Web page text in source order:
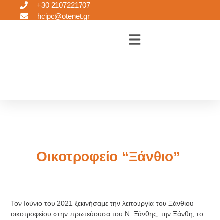
+30 2107221707
hcipc@otenet.gr
Οικοτροφείο “Ξάνθιο”
Τον Ιούνιο του 2021 ξεκινήσαμε την λειτουργία του Ξάνθιου
οικοτροφείου στην πρωτεύουσα του Ν. Ξάνθης, την Ξάνθη, το